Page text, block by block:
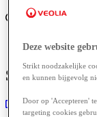
Deze website
Strikt noodzakelijke
en kunnen bijgevolg
Door op 'Accepteren'
targeting cookies